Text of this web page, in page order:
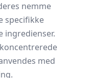
nemme
specifikke
ingredienser.
med